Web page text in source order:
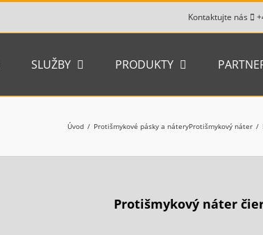
Kontaktujte nás
SLUŽBY PRODUKTY
Úvod Protišmykové pásky a náteryProtišmykový náter
Protišmykový náter